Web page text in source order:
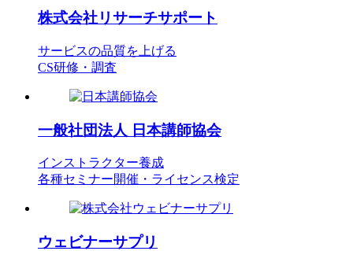
株式会社リサーチサポート
サービスの品質を上げる
CS研修・調査
一般社団法人 日本講師協会
インストラクター養成
各種セミナー開催・ライセンス検定
ウェビナーサプリ